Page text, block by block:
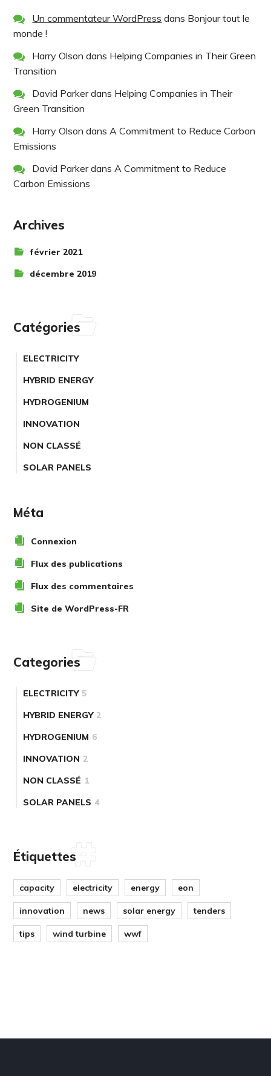
Un commentateur WordPress dans Bonjour tout le
monde !
Harry Olson dans Helping Companies in Their Green
Transition
David Parkerdans Helping Companies in Their
Green Transition
Harry Olson dans A Commitment to Reduce Carbon
Emissions
David Parkerdans A Commitment to Reduce
Carbon Emissions
Archives
février 2021
décembre 2019
Catégories
ELECTRICITY
HYBRID ENERGY
HYDROGENIUM
INNOVATION
NON CLASSÉ
SOLAR PANELS
Méta
Connexion
Flux des publications
Flux des commentaires
Site de WordPress-FR
Categories
ELECTRICITY 5
HYBRID ENERGY 2
HYDROGENIUM 6
INNOVATION 2
NON CLASSÉ 1
SOLAR PANELS 4
Étiquettes
capacity electricity energy eon
innovation news solar energy tenders
tips wind turbine wwf